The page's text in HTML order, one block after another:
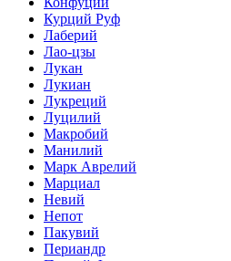
Курций Руф
Лаберий
Лао-цзы
Лукан
Лукиан
Лукреций
Луцилий
Макробий
Манилий
Марк Аврелий
Марциал
Невий
Непот
Пакувий
Периандр